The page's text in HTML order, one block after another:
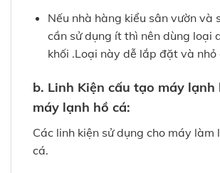
Nếu nhà hàng kiểu sân vườn và
cần sử dụng ít thì nên dùng loại
khối .Loại này dễ lắp đặt và nhỏ
b. Linh Kiện cấu tạo máy lạnh
máy lạnh hồ cá:
Các linh kiện sử dụng cho máy làm
cá.